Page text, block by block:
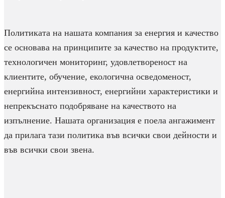
Политиката на нашата компания за енергия и качество
се основава на принципите за качество на продуктите,
технологичен мониторинг, удовлетвореност на
клиентите, обучение, екологична осведоменост,
енергийна интензивност, енергийни характеристики и
непрекъснато подобряване на качеството на
изпълнение. Нашата организация е поела ангажимент
да прилага тази политика във всички свои дейности и
във всички свои звена.